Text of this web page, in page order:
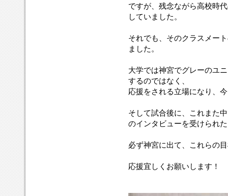
ですが、残念ながら高校時
していました。
それでも、そのクラスメー
ました。
大学では神宮でグレーのユ
するのではなく、
応援をされる立場になり、
そして試合後に、これまた
のインタビューを受けられ
必ず神宮に出て、これらの
応援宜しくお願いします！